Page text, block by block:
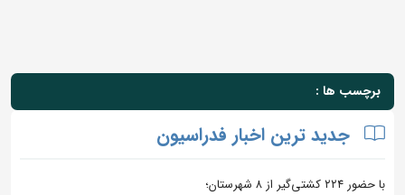
برچسب ها :
جدید ترین اخبار فدراسیون
با حضور ۲۲۴ کشتی‌گیر از ۸ شهرستان؛